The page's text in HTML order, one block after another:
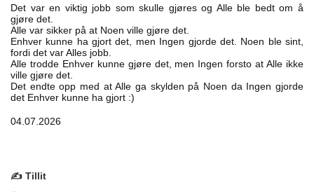
Det var en viktig jobb som skulle gjøres og Alle ble bedt om å
gjøre det.
Alle var sikker på at Noen ville gjøre det.
Enhver kunne ha gjort det, men Ingen gjorde det. Noen ble sint,
fordi det var Alles jobb.
Alle trodde Enhver kunne gjøre det, men Ingen forsto at Alle ikke
ville gjøre det.
Det endte opp med at Alle ga skylden på Noen da Ingen gjorde
det Enhver kunne ha gjort :)
04.07.2026
✍️ Tillit